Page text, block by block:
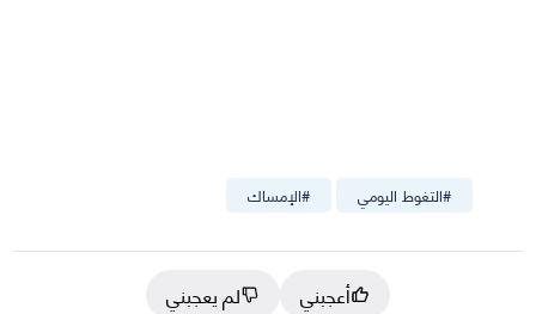
#الإمساك #التغوط اليومي
أعجبني
لم يعجبني